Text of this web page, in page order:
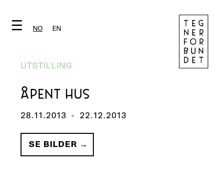
☰ NO EN
UTSTILLING
ÅPENT HUS
28.11.2013 - 22.12.2013
SE BILDER →